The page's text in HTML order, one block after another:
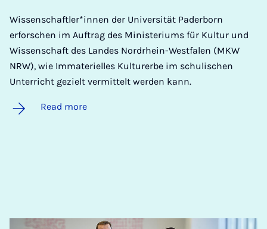
Wissenschaftler*innen der Universität Paderborn
erforschen im Auftrag des Ministeriums für Kultur und
Wissenschaft des Landes Nordrhein-Westfalen (MKW
NRW), wie Immaterielles Kulturerbe im schulischen
Unterricht gezielt vermittelt werden kann.
Read more